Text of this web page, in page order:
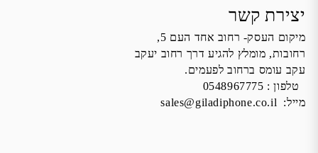
יצירת קשר
מיקום העסק- רחוב אחד העם 5,
רחובות, מומלץ להגיע דרך רחוב יעקב
עקב עומס ברחוב לפעמים.
טלפון : 0548967775
מייל: sales@giladiphone.co.il